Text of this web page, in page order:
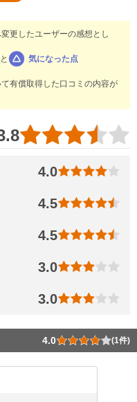
更したユーザーの感想とし
と
気になった点
有償取得した口コミの内容が
4.0
4.5
4.5
3.0
3.0
4.0 (1件)